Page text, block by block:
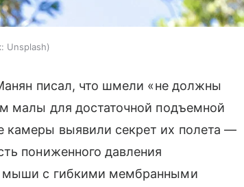
Unsplash
писал, что шмели «не должны
малы для достаточной подъемной
выявили секрет их полета —
пониженного давления
мыши с гибкими мембранными